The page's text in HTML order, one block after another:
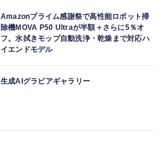
Amazonプライム感謝祭で高性能ロボット掃
除機MOVA P50 Ultraが半額＋さらに5％オ
フ。水拭きモップ自動洗浄・乾燥まで対応ハ
イエンドモデル
生成AIグラビアギャラリー